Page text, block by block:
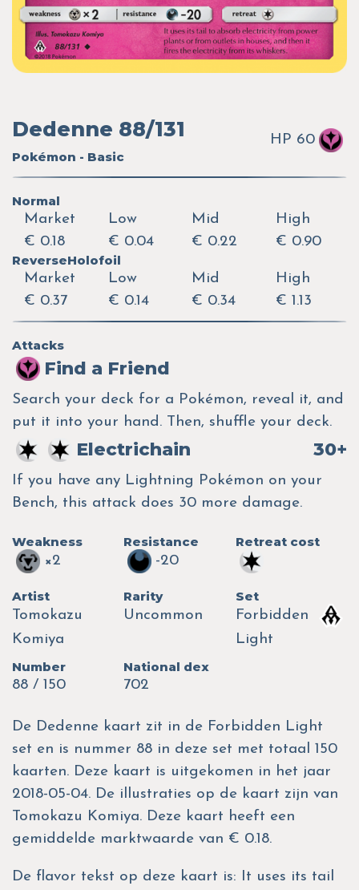
Dedenne 88/131
Pokémon - Basic
HP 60
Normal
Market
€ 0.18
Low
€ 0.04
Mid
€ 0.22
High
€ 0.90
ReverseHolofoil
Market
€ 0.37
Low
€ 0.14
Mid
€ 0.34
High
€ 1.13
Attacks
Find a Friend
Search your deck for a Pokémon, reveal it, and
put it into your hand. Then, shuffle your deck.
Electrichain 30+
If you have any Lightning Pokémon on your
Bench, this attack does 30 more damage.
Weakness
×2
Resistance
-20
Retreat cost
Artist
Tomokazu
Komiya
Rarity
Uncommon
Set
Forbidden
Light
Number
88 / 150
National dex
702
De Dedenne kaart zit in de Forbidden Light
set en is nummer 88 in deze set met totaal 150
kaarten. Deze kaart is uitgekomen in het jaar
2018-05-04. De illustraties op de kaart zijn van
Tomokazu Komiya. Deze kaart heeft een
gemiddelde marktwaarde van € 0.18.
De flavor tekst op deze kaart is: It uses its tail